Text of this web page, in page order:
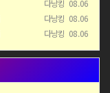
다낭킹 08.06
다낭킹 08.06
다낭킹 08.06